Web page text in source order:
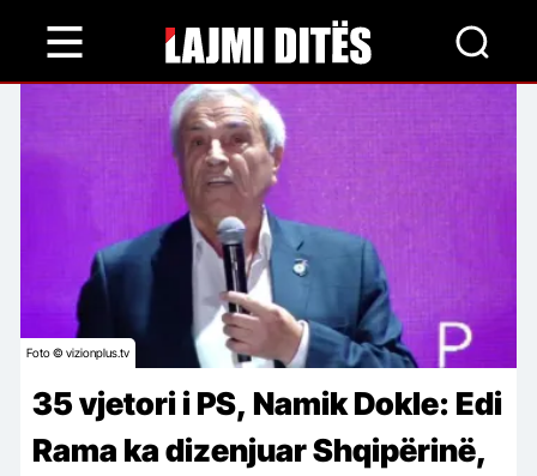
content
Foto © vizionplus.tv
35 vjetori i PS, Namik Dokle: Edi
Rama ka dizenjuar Shqipërinë,